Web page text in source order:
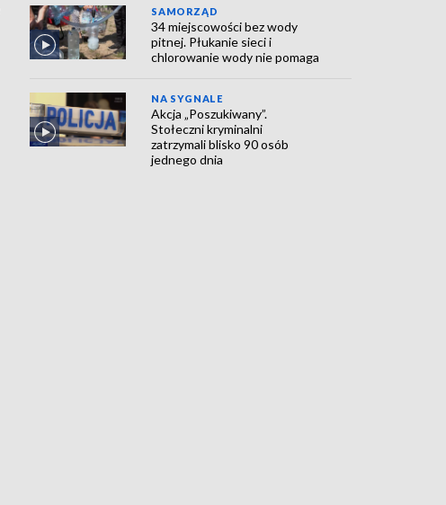
SAMORZĄD
34 miejscowości bez wody
pitnej. Płukanie sieci i
chlorowanie wody nie pomaga
NA SYGNALE
Akcja „Poszukiwany”.
Stołeczni kryminalni
zatrzymali blisko 90 osób
jednego dnia